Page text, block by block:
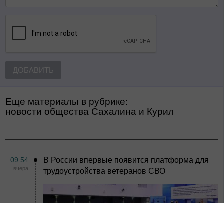
ДОБАВИТЬ
Еще материалы в рубрике:
Новости общества Сахалина и Курил
09:54
вчера
В России впервые появится платформа для
трудоустройства ветеранов СВО